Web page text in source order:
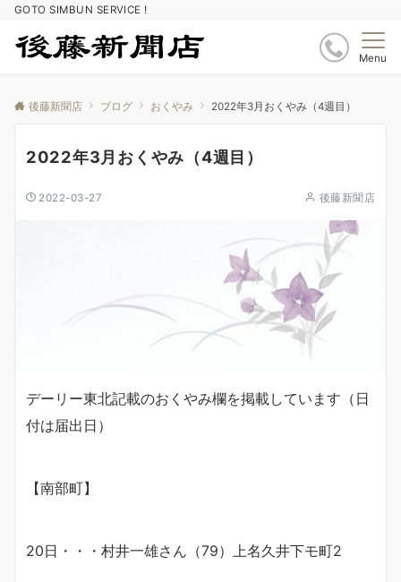
GOTO SIMBUN SERVICE !
Menu
後藤新聞店 ブログ おくやみ 2022年3月おくやみ（4週目）
2022年3月おくやみ（4週目）
2022-03-27 後藤新聞店
デーリー東北記載のおくやみ欄を掲載しています（日
付は届出日）
【南部町】
20日・・・村井一雄さん（79）上名久井下モ町2